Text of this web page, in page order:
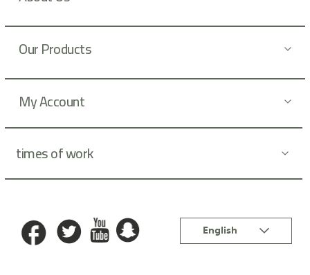
e
:
Our Products
My Account
times of work
Language
English